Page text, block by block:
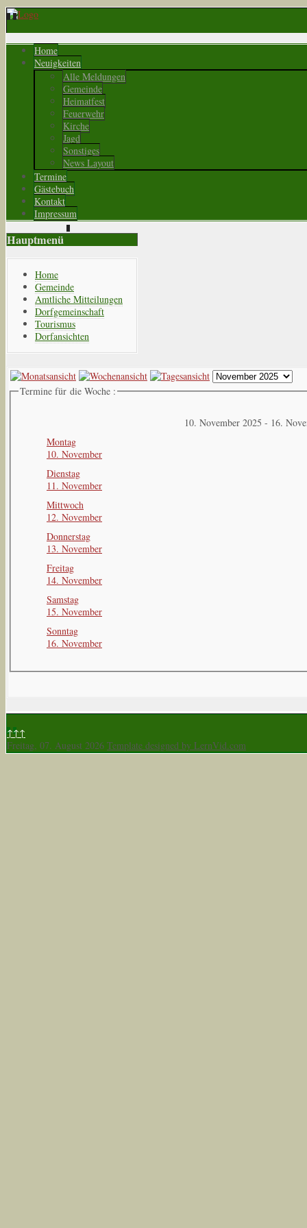
Home
Neuigkeiten
Alle Meldungen
Gemeinde
Heimatfest
Feuerwehr
Kirche
Jagd
Sonstiges
News Layout
Termine
Gästebuch
Kontakt
Impressum
Hauptmenü
Home
Gemeinde
Amtliche Mitteilungen
Dorfgemeinschaft
Tourismus
Dorfansichten
Termine für die Woche :
10. November 2025 - 16.
Montag
10. November
Dienstag
11. November
Mittwoch
12. November
Donnerstag
13. November
Freitag
14. November
Samstag
15. November
Sonntag
16. November
↑↑↑
Freitag, 07. August 2026 Template designed by LernVid.com